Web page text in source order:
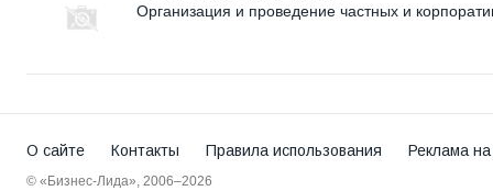
Организация и проведение частных и
О сайте Контакты Правила использования Реклама
© «Бизнес-Лида», 2006–2026